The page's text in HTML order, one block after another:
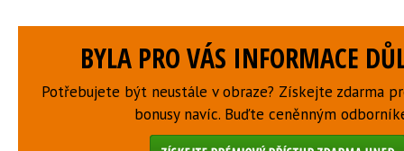
BYLA PRO VÁS INFORMACE
Potřebujete být neustále v obraze? Získejte zdarma
bonusy navíc. Buďte ceněnným